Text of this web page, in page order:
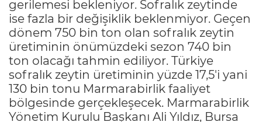
gerilemesi bekleniyor. Sofralık zeytinde
ise fazla bir değişiklik beklenmiyor. Geçen
dönem 750 bin ton olan sofralık zeytin
üretiminin önümüzdeki sezon 740 bin
ton olacağı tahmin ediliyor. Türkiye
sofralık zeytin üretiminin yüzde 17,5'i yani
130 bin tonu Marmarabirlik faaliyet
bölgesinde gerçekleşecek. Marmarabirlik
Yönetim Kurulu Başkanı Ali Yıldız, Bursa